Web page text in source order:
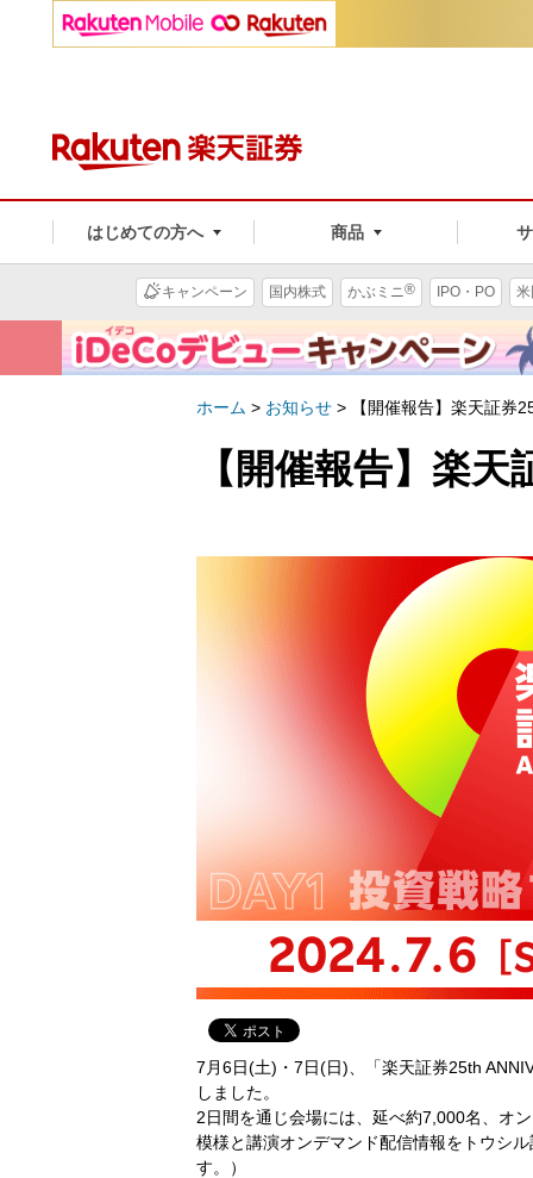
はじめての方へ 商品
キャンペーン 国内株式 かぶミニ® IPO・PO
ホーム > お知らせ > 【開催報告】楽天証券
【開催報告】楽
7月6日(土)・7日(日)、「楽天証券25th
しました。
2日間を通じ会場には、延べ約7,000名、オ
模様と講演オンデマンド配信情報をトウシ
す。）